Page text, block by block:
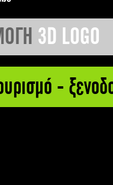
3D LOGO
-